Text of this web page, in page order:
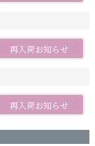
再入荷お知らせ
再入荷お知らせ